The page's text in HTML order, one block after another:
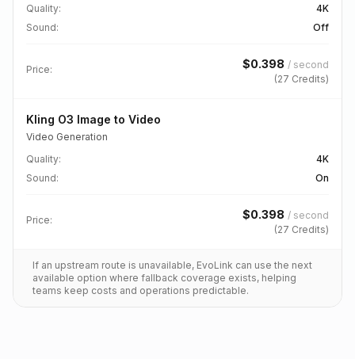
Quality:
4K
Sound: Off
Price: $0.398 / second
(27 Credits)
Kling O3 Image to Video
Video Generation
Quality:
4K
Sound: On
Price: $0.398 / second
(27 Credits)
If an upstream route is unavailable, EvoLink can use the next
available option where fallback coverage exists, helping
teams keep costs and operations predictable.